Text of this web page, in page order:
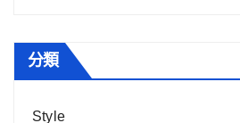
分類
Style